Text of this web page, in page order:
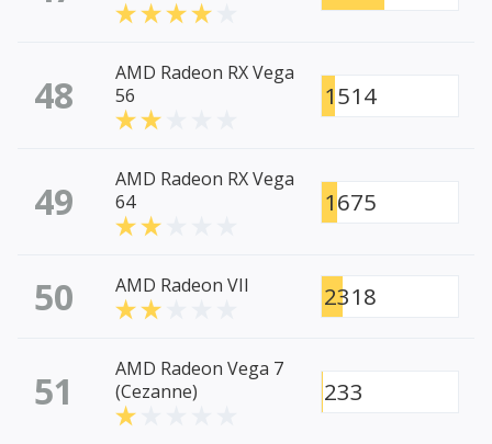
48
AMD Radeon RX Vega
56
1514
49
AMD Radeon RX Vega
64
1675
50 AMD Radeon VII 2318
51
AMD Radeon Vega 7
(Cezanne)
233